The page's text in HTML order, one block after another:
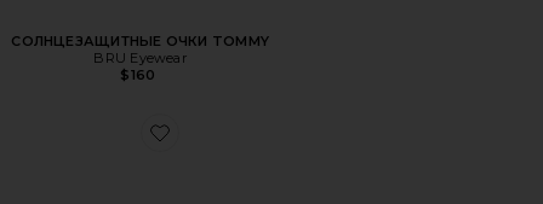
СОЛНЦЕЗАЩИТНЫЕ ОЧКИ TOMMY
BRU Eyewear
$160
Favorite СОЛНЦЕЗАЩИТНЫЕ ОЧКИ PARALLEL